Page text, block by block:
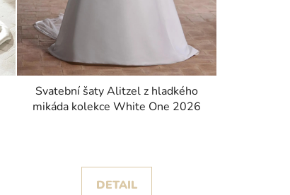
Svatební šaty Alitzel z hladkého
mikáda kolekce White One 2026
DETAIL